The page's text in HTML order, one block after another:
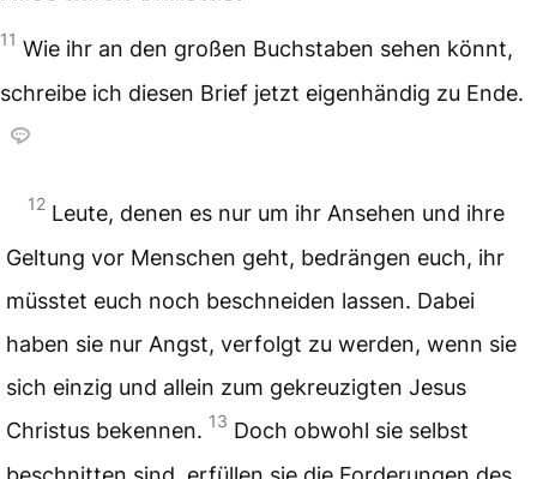
11 Wie ihr an den großen Buchstaben sehen könnt,
schreibe ich diesen Brief jetzt eigenhändig zu Ende.
12 Leute, denen es nur um ihr Ansehen und ihre
Geltung vor Menschen geht, bedrängen euch, ihr
müsstet euch noch beschneiden lassen. Dabei
haben sie nur Angst, verfolgt zu werden, wenn sie
sich einzig und allein zum gekreuzigten Jesus
Christus bekennen. 13 Doch obwohl sie selbst